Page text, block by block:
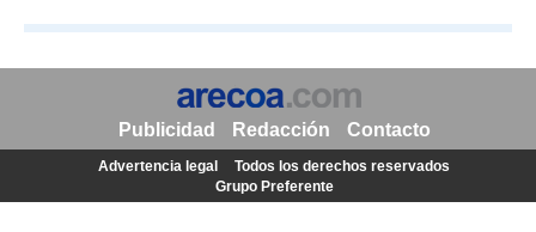
Publicidad Redacción Contacto
Advertencia legal
Todos los derechos reservados
Grupo Preferente